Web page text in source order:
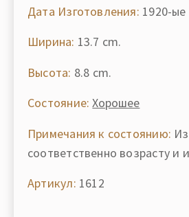
Дата Изготовления: 1920-ые
Ширина: 13.7 cm.
Высота: 8.8 cm.
Состояние: Хорошее
Примечания к состоянию:
соответственно возрасту и
Артикул: 1612